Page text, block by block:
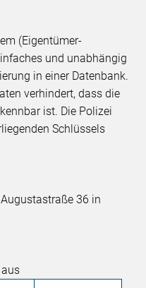
(Eigentümer-
und unabhängig
in einer Datenbank.
verhindert, dass die
ist. Die Polizei
Schlüssels
36 in